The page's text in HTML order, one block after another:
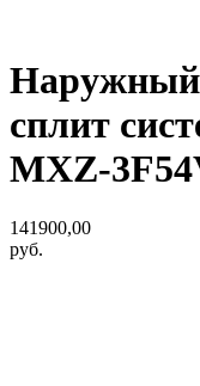
Наружный
сплит
MXZ-
141900,00
руб.